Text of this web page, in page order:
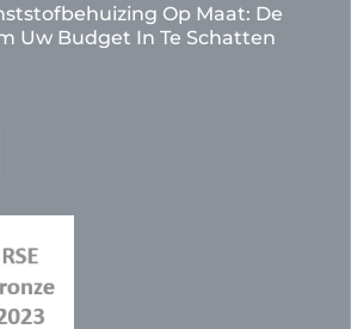
Op Maat: De
Uw Budget In Te Schatten